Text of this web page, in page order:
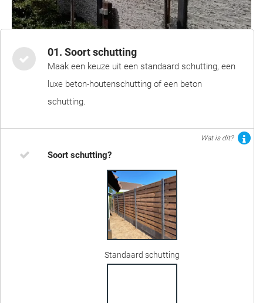
01. Soort schutting
Maak een keuze uit een standaard schutting, een
luxe beton-houtenschutting of een beton
schutting.
Wat is dit?
Soort schutting?
Standaard schutting